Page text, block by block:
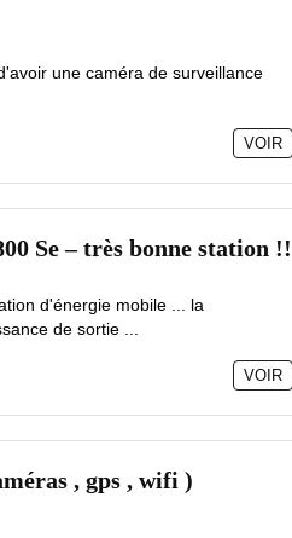
une caméra de surveillance
VOIR
Se – très bonne station !!
d'énergie mobile ... la
de sortie ...
VOIR
, gps , wifi )